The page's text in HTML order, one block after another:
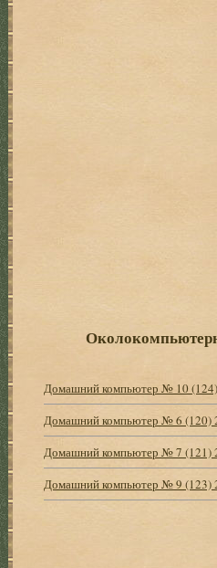
Домашний компьютер № 10
Домашний компьютер № 6 (120)
Домашний компьютер № 7 (121)
Домашний компьютер № 9 (123)